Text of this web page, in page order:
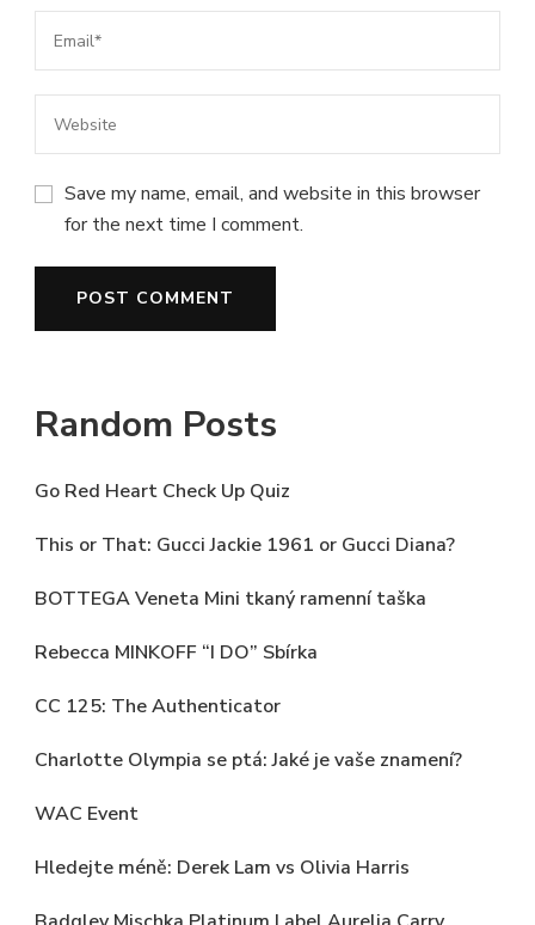
Save my name, email, and website in this browser
for the next time I comment.
Random Posts
Go Red Heart Check Up Quiz
This or That: Gucci Jackie 1961 or Gucci Diana?
BOTTEGA Veneta Mini tkaný ramenní taška
Rebecca MINKOFF “I DO” Sbírka
CC 125: The Authenticator
Charlotte Olympia se ptá: Jaké je vaše znamení?
WAC Event
Hledejte méně: Derek Lam vs Olivia Harris